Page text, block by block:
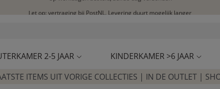
2-5 JAAR KINDERKAMER >6 JAAR
ITEMS UIT VORIGE COLLECTIES | IN DE OUTLET |